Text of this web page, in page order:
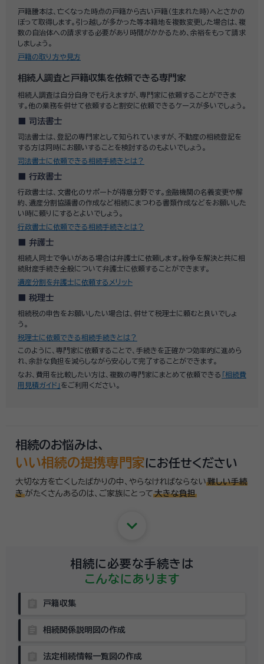
戸籍謄本は、亡くなった時点の戸籍から古い戸籍（生まれた時）へとさかの
ぼって取得します。引っ越しが多かった等本籍地を複数変更した場合は、複
数の自治体への請求する必要があり時間がかかるため、余裕をもって請求
しましょう。
戸籍の取り方や見方
相続人調査と戸籍収集を依頼できる専門家
相続人調査は自分自身でも行えますが、専門家に依頼することができま
す。他の業務を併せて依頼すると割安に依頼できるケースが多いでしょう。
司法書士
司法書士は、登記の専門家として知られていますが、不動産の相続登記を
する方は同時にお願いすることを検討するのもよいでしょう。
司法書士に依頼できる相続手続きとは？
行政書士
行政書士は、文書化のサポートが得意分野です。金融機関の名義変更や解
約、遺産分割協議書の作成など相続にまつわる書類作成などをお願いした
い時に頼りにするとよいでしょう。
行政書士に依頼できる相続手続きとは？
弁護士
相続人同士で争いがある場合は弁護士に依頼します。紛争を解決と共に相
続財産手続き全般について弁護士に依頼することができます。
遺産分割を弁護士に依頼するメリット
税理士
相続税の申告をお願いしたい場合は、併せて税理士に頼むと良いでしょ
う。
税理士に依頼できる相続手続きとは？
このように、専門家に依頼することで、手続きを正確かつ効率的に進めら
れ、余計な負担を減らしながら安心して完了することができます。
なお、費用を比較したい方は、複数の専門家にまとめて依頼できる
「相続費
用見積ガイド」 をご利用ください。
相続のお悩みは、
いい相続の提携専門家にお任せください
大切な方を亡くしたばかりの中、やらなければならない 難しい手続
き がたくさんあるのは、 ご家族にとって 大きな負担
keyboard_arrow_down
相続に必要な手続きは
こんなにあります
戸籍収集
相続関係説明図の作成
法定相続情報一覧図の作成